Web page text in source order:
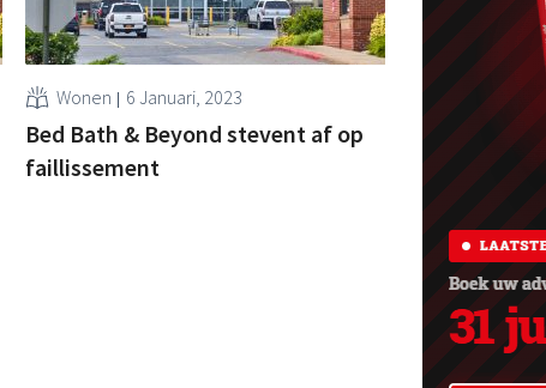
Wonen 6 Januari, 2023
Bed Bath & Beyond stevent af op
faillissement